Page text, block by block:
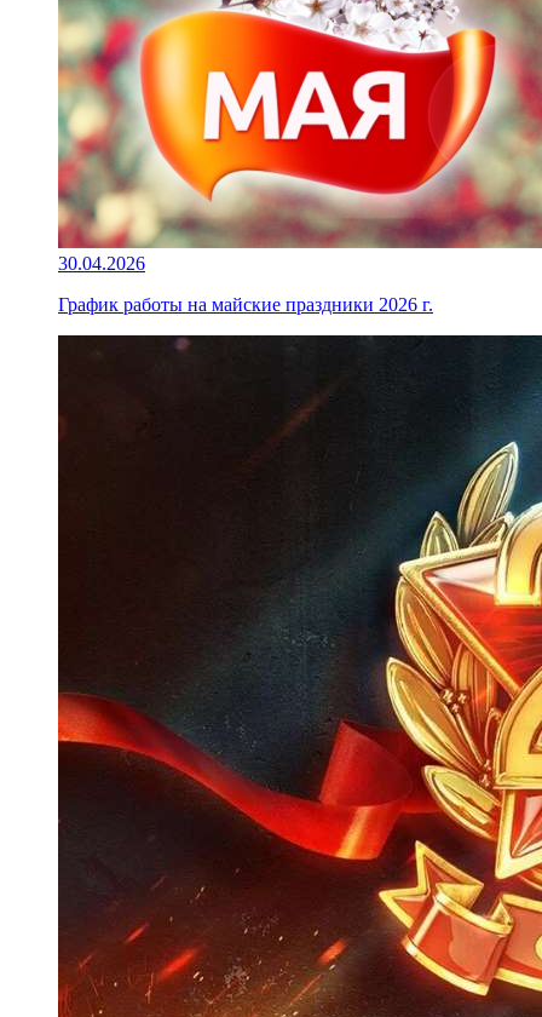
30.04.2026
График работы на майские праздники 2026 г.